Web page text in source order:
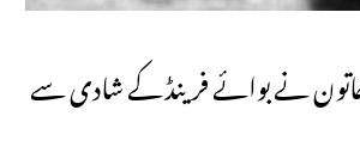
کی 20 سالہ خاتون نے بوائے فرینڈ کے شادی سے